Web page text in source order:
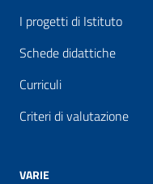
I progetti di Istituto
Schede didattiche
Curriculi
Criteri di valutazione
VARIE